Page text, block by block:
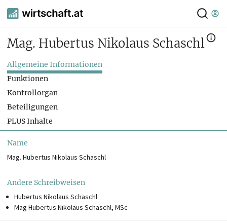
Mag. Hubertus Nikolaus Schaschl
Allgemeine Informationen
Funktionen
Kontrollorgan
Beteiligungen
PLUS Inhalte
Name
Mag. Hubertus Nikolaus Schaschl
Andere Schreibweisen
Hubertus Nikolaus Schaschl
Mag Hubertus Nikolaus Schaschl, MSc